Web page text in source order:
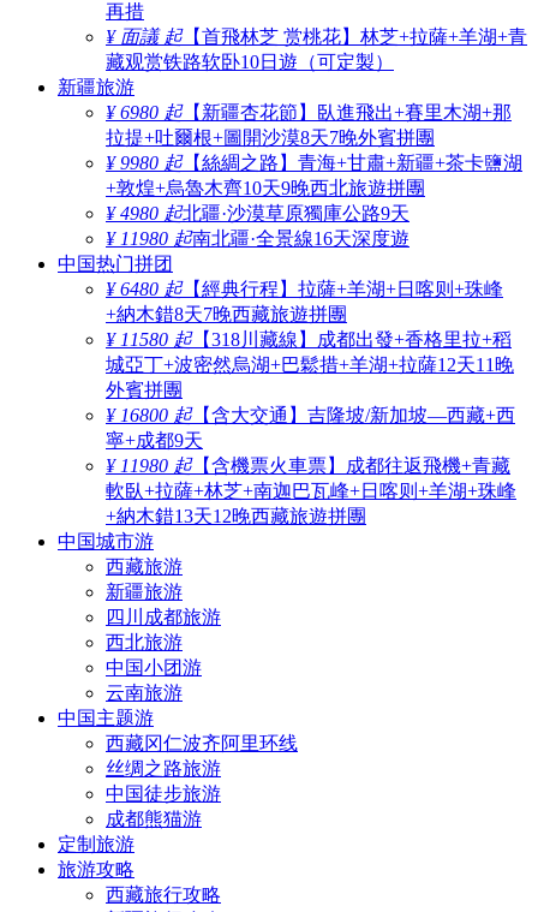
再措
¥ 面議 起【首飛林芝 赏桃花】林芝+拉薩+羊湖+青
藏观赏铁路软卧10日遊（可定製）
新疆旅游
¥ 6980 起【新疆杏花節】臥進飛出+賽里木湖+那
拉提+吐爾根+圖開沙漠8天7晚外賓拼團
¥ 9980 起【絲綢之路】青海+甘肅+新疆+茶卡鹽湖
+敦煌+烏魯木齊10天9晚西北旅遊拼團
¥ 4980 起北疆·沙漠草原獨庫公路9天
¥ 11980 起南北疆·全景線16天深度遊
中国热门拼团
¥ 6480 起【經典行程】拉薩+羊湖+日喀则+珠峰
+納木錯8天7晚西藏旅遊拼團
¥ 11580 起【318川藏線】成都出發+香格里拉+稻
城亞丁+波密然烏湖+巴鬆措+羊湖+拉薩12天11晚
外賓拼團
¥ 16800 起【含大交通】吉隆坡/新加坡—西藏+西
寧+成都9天
¥ 11980 起【含機票火車票】成都往返飛機+青藏
軟臥+拉薩+林芝+南迦巴瓦峰+日喀则+羊湖+珠峰
+納木錯13天12晚西藏旅遊拼團
中国城市游
西藏旅游
新疆旅游
四川成都旅游
西北旅游
中国小团游
云南旅游
中国主题游
西藏冈仁波齐阿里环线
丝绸之路旅游
中国徒步旅游
成都熊猫游
定制旅游
旅游攻略
西藏旅行攻略